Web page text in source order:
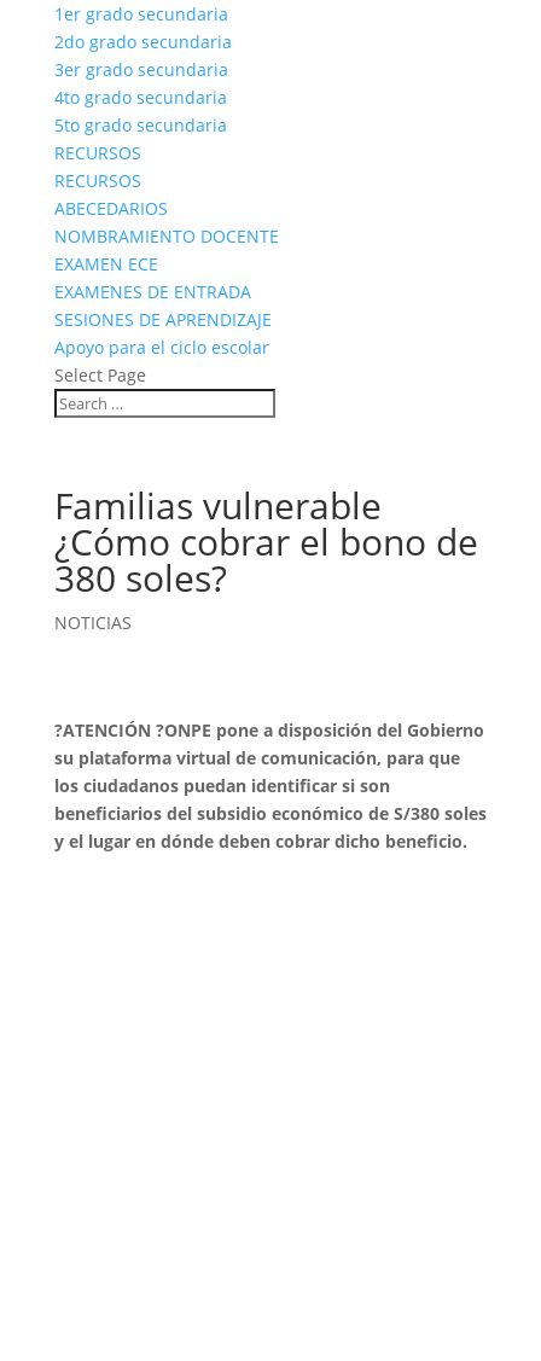
1er grado secundaria
2do grado secundaria
3er grado secundaria
4to grado secundaria
5to grado secundaria
RECURSOS
RECURSOS
ABECEDARIOS
NOMBRAMIENTO DOCENTE
EXAMEN ECE
EXAMENES DE ENTRADA
SESIONES DE APRENDIZAJE
Apoyo para el ciclo escolar
Select Page
Familias vulnerable
¿Cómo cobrar el bono de
380 soles?
NOTICIAS
?ATENCIÓN ?ONPE pone a disposición del Gobierno
su plataforma virtual de comunicación, para que
los ciudadanos puedan identificar si son
beneficiarios del subsidio económico de S/380 soles
y el lugar en dónde deben cobrar dicho beneficio.